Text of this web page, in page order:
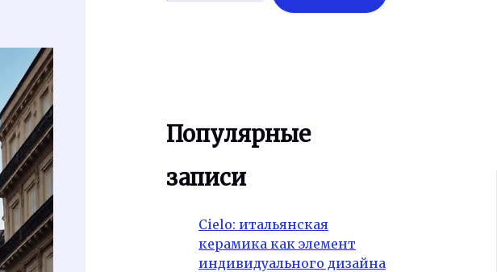
Популярные
записи
Cielo: итальянская
керамика как элемент
индивидуального дизайна